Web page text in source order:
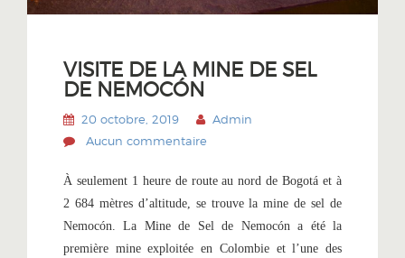
VISITE DE LA MINE DE SEL
DE NEMOCÓN
20 octobre, 2019
Admin
Aucun commentaire
À seulement 1 heure de route au nord de Bogotá et à
2 684 mètres d’altitude, se trouve la mine de sel de
Nemocón. La Mine de Sel de Nemocón a été la
première mine exploitée en Colombie et l’une des